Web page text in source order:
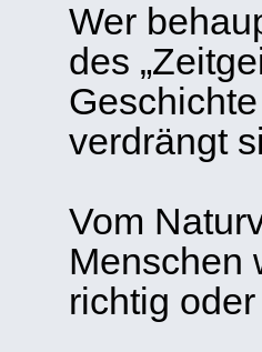
Wer
des
verdrängt
Vom
Menschen
richtig